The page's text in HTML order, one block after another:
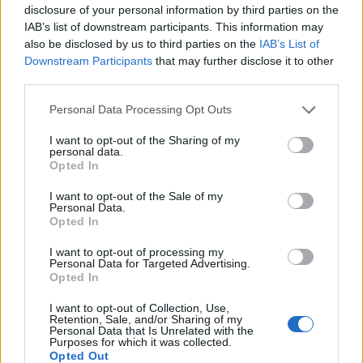
disclosure of your personal information by third parties on the
IAB’s list of downstream participants. This information may
also be disclosed by us to third parties on the IAB’s List of
Downstream Participants that may further disclose it to other
Personal Data Processing Opt Outs
I want to opt-out of the Sharing of my
personal data.
Opted In
I want to opt-out of the Sale of my
Personal Data.
Opted In
I want to opt-out of processing my
Personal Data for Targeted Advertising.
Opted In
I want to opt-out of Collection, Use,
Retention, Sale, and/or Sharing of my
Personal Data that Is Unrelated with the
Purposes for which it was collected.
Opted Out
Playoff – Girone 2 – I giornata
28.04.24 – ore 16.00 – diretta
Ultime dalle sedi,
formazioni di Rovigo -
28 aprile 2024, ore 16.00
Playoff Serie A Elite Maschile, I giornata –